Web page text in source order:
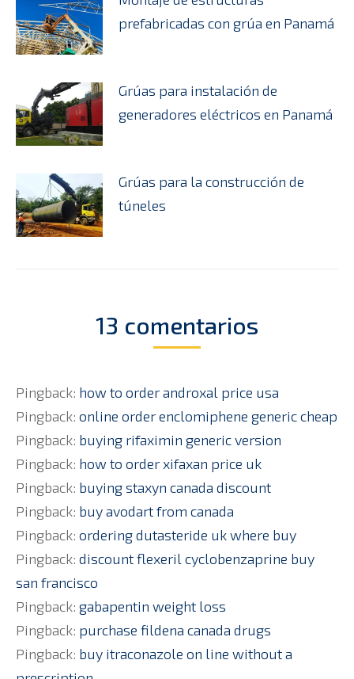
prefabricadas con grúa en Panamá
Grúas para instalación de
generadores eléctricos en Panamá
Grúas para la construcción de
túneles
13 comentarios
Pingback: how to order androxal price usa
Pingback: online order enclomiphene generic cheap
Pingback: buying rifaximin generic version
Pingback: how to order xifaxan price uk
Pingback: buying staxyn canada discount
Pingback: buy avodart from canada
Pingback: ordering dutasteride uk where buy
Pingback: discount flexeril cyclobenzaprine buy
san francisco
Pingback: gabapentin weight loss
Pingback: purchase fildena canada drugs
Pingback: buy itraconazole on line without a